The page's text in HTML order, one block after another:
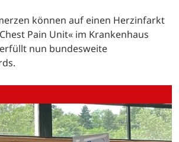
können auf einen Herzinfarkt
Pain Unit« im Krankenhaus
nun bundesweite